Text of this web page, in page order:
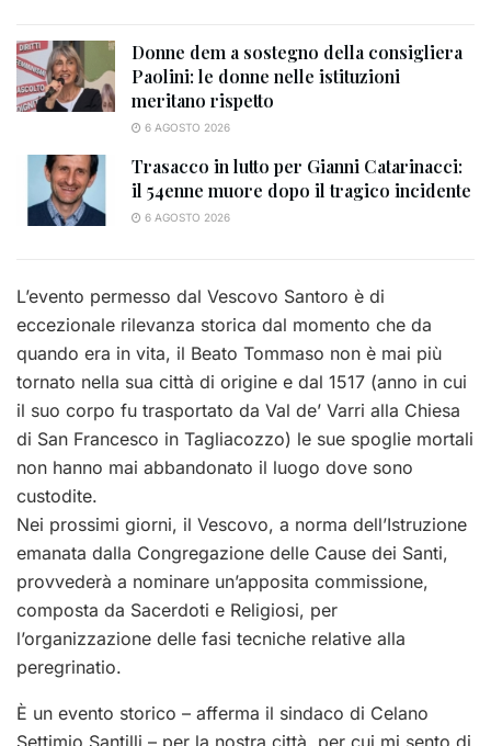
Donne dem a sostegno della consigliera
Paolini: le donne nelle istituzioni
meritano rispetto
6 AGOSTO 2026
Trasacco in lutto per Gianni Catarinacci:
il 54enne muore dopo il tragico incidente
6 AGOSTO 2026
L’evento permesso dal Vescovo Santoro è di
eccezionale rilevanza storica dal momento che da
quando era in vita, il Beato Tommaso non è mai più
tornato nella sua città di origine e dal 1517 (anno in cui
il suo corpo fu trasportato da Val de’ Varri alla Chiesa
di San Francesco in Tagliacozzo) le sue spoglie mortali
non hanno mai abbandonato il luogo dove sono
custodite.
Nei prossimi giorni, il Vescovo, a norma dell’Istruzione
emanata dalla Congregazione delle Cause dei Santi,
provvederà a nominare un’apposita commissione,
composta da Sacerdoti e Religiosi, per
l’organizzazione delle fasi tecniche relative alla
peregrinatio.
È un evento storico – afferma il sindaco di Celano
Settimio Santilli – per la nostra città, per cui mi sento di